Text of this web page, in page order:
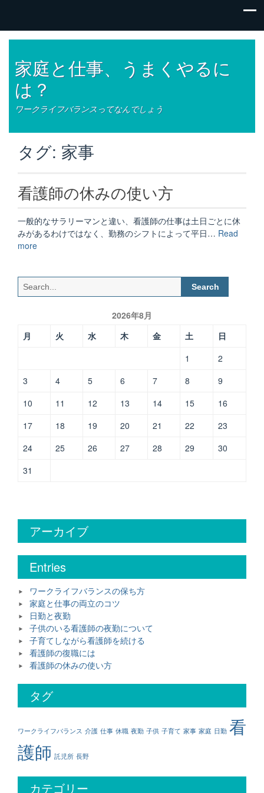
家庭と仕事、うまくやるに
は？
ワークライフバランスってなんでしょう
タグ: 家事
看護師の休みの使い方
一般的なサラリーマンと違い、看護師の仕事は土日ごとに休
みがあるわけではなく、勤務のシフトによって平日… Read
more“看
休
Search
for:
2026年8月
月
火 水 木 金 土
日
1
2
3
4 5 6 7 8
9
10
11 12 13 14 15
16
17
18 19 20 21 22
23
24
25 26 27 28 29
30
31
アーカイブ
Entries
ワークライフバランスの保ち方
家庭と仕事の両立のコツ
日勤と夜勤
子供のいる看護師の夜勤について
子育てしながら看護師を続ける
看護師の復職には
看護師の休みの使い方
タグ
ワークライフバランス 介護 仕事 休職 夜勤 子供 子育て 家事 家庭 日勤 看
護師 託児所 長野
カテゴリー